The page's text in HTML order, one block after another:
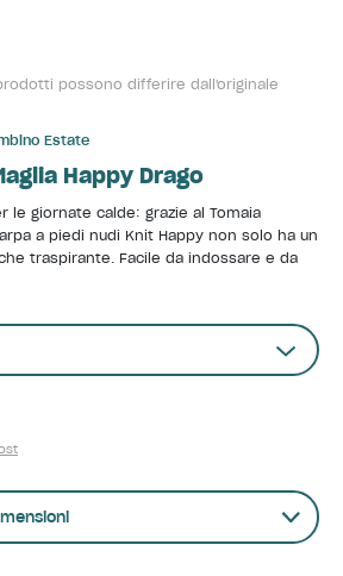
possono differire dall'originale
Estate
Happy Drago
giornate calde: grazie al Tomaia
a piedi nudi Knit Happy non solo ha un
traspirante. Facile da indossare e da